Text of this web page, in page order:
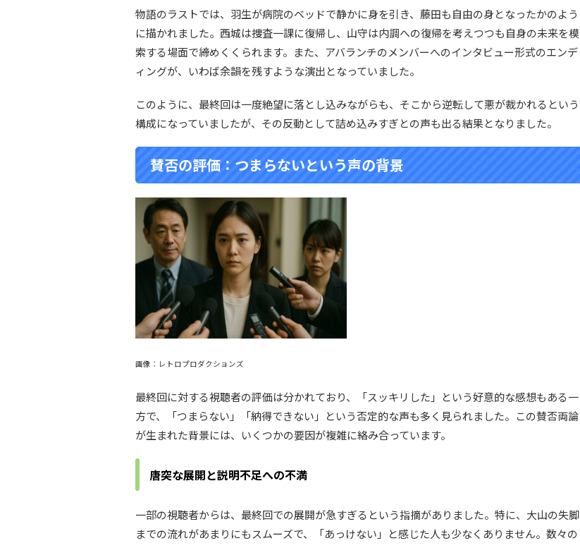
物語のラストでは、羽生が病院のベッドで静かに身を引き、藤田も自由の身となったかのよう
に描かれました。西城は捜査一課に復帰し、山守は内調への復帰を考えつつも自身の未来を模
索する場面で締めくくられます。また、アバランチのメンバーへのインタビュー形式のエンデ
ィングが、いわば余韻を残すような演出となっていました。
このように、最終回は一度絶望に落とし込みながらも、そこから逆転して悪が裁かれるという
構成になっていましたが、その反動として詰め込みすぎとの声も出る結果となりました。
賛否の評価：つまらないという声の背景
画像：レトロプロダクションズ
最終回に対する視聴者の評価は分かれており、「スッキリした」という好意的な感想もある一
方で、「つまらない」「納得できない」という否定的な声も多く見られました。この賛否両論
が生まれた背景には、いくつかの要因が複雑に絡み合っています。
唐突な展開と説明不足への不満
一部の視聴者からは、最終回での展開が急すぎるという指摘がありました。特に、大山の失脚
までの流れがあまりにもスムーズで、「あっけない」と感じた人も少なくありません。数々の